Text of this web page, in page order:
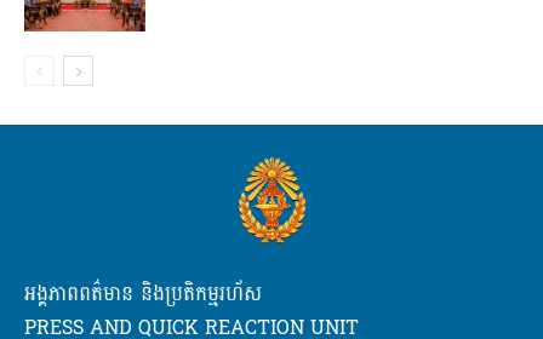
អង្គភាពពត៌មាន និងប្រតិកម្មរហ័ស
PRESS AND QUICK REACTION UNIT